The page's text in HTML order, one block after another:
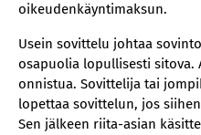
oikeudenkäyntimaksun.
Usein sovittelu johtaa
osapuolia lopullisesti sitova.
onnistua. Sovittelija tai
lopettaa sovittelun, jos
Sen jälkeen riita-asian